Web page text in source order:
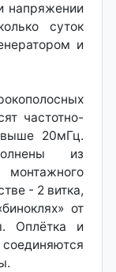
напряжении
суток
и
частотно-
20мГц.
из
- 2 витка,
от
Оплётка и